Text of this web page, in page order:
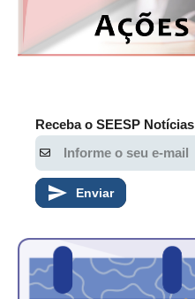
Receba o SEESP Notícias
Enviar